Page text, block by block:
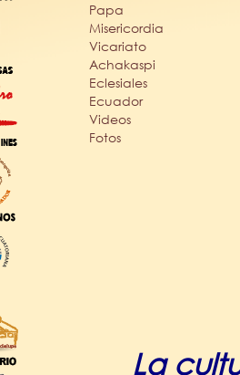
Papa
Misericordia
Vicariato
Achakaspi
Eclesiales
Ecuador
Videos
Fotos
La